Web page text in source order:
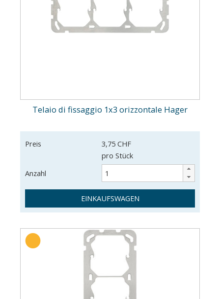
Telaio di fissaggio 1x3 orizzontale Hager
Preis
3,75 CHF
pro Stück
Anzahl
EINKAUFSWAGEN